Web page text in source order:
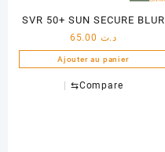
SVR 50+ SUN SECURE BLUR
د.ت
Ajouter au panier
⇆Compare